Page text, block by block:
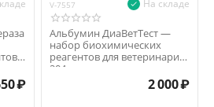
₽
V-7557 На складе
Альбумин ДиаВетТест —
набор биохимических
реагентов для ветеринарии,
204 мл
2 000₽